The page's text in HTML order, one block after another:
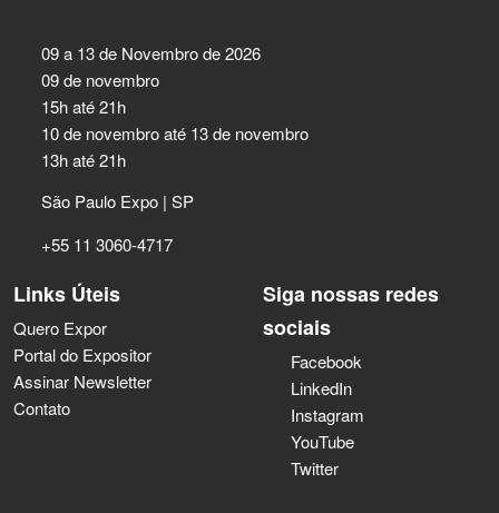
09 a 13 de Novembro de 2026
09 de novembro
15h até 21h
10 de novembro até 13 de novembro
13h até 21h
São Paulo Expo | SP
+55 11 3060-4717
Links Úteis
Quero Expor
Portal do Expositor
Assinar Newsletter
Contato
Siga nossas redes
sociais
Facebook
LinkedIn
Instagram
YouTube
Twitter